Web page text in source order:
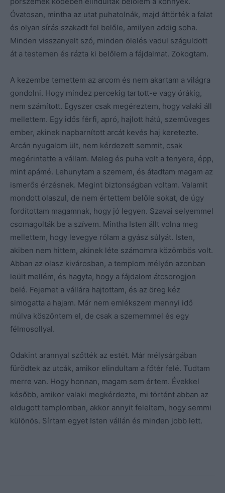
Óvatosan, mintha az utat puhatolnák, majd áttörték a falat
és olyan sírás szakadt fel belőle, amilyen addig soha.
Minden visszanyelt szó, minden ölelés vadul száguldott
át a testemen és rázta ki belőlem a fájdalmat. Zokogtam.
A kezembe temettem az arcom és nem akartam a világra
gondolni. Hogy mindez percekig tartott-e vagy órákig,
nem számított. Egyszer csak megéreztem, hogy valaki áll
mellettem. Egy idős férfi, apró, hajlott hátú, szemüveges
ember, akinek napbarnított arcát kevés haj keretezte.
Arcán nyugalom ült, nem kérdezett semmit, csak
megérintette a vállam. Meleg és puha volt a tenyere, épp,
mint apámé. Lehunytam a szemem, és átadtam magam az
ismerős érzésnek. Megint biztonságban voltam. Valamit
mondott olaszul, de nem értettem belőle sokat, de úgy
fordítottam magamnak, hogy jó legyen. Szavai selyemmel
csomagolták be a szívem. Mintha Isten állt volna meg
mellettem, hogy levegye rólam a gyász súlyát. Isten,
akiben nem hittem, akinek léte számomra közömbös volt.
Abban az olasz kivárosban, a templom mélyén azonban
leült mellém, és hagyta, hogy a fájdalom átcsorogjon
belé. Fejemet a vállára hajtottam, és az öreg kéz
simogatta a hajam. Már nem emlékszem mennyi idő
múlva köszöntem el, de csak a szememmel és egy
félmosollyal.
Odakint arannyal szőtték az estét. Már mélysárgában
fürödtek az utcák, amikor elindultam a főtér felé. Tudtam
merre van. Hogy honnan, magam sem értem. Évekkel
később, amikor valaki megkérdezte, mi történt abban az
eldugott templomban, akkor annyit feleltem, hogy semmi
különös. Sírtam egyet Isten vállán és minden jobb lett.